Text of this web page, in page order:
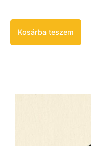
Kosárba teszem